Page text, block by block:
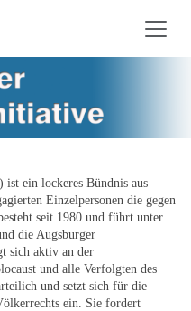
ein lockeres Bündnis aus
Einzelpersonen die gegen
seit 1980 und führt unter
die Augsburger
sich aktiv an der
und alle Verfolgten des
und setzt sich für die
ein. Sie fordert